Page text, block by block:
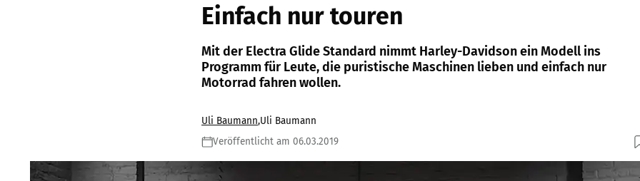
Einfach nur touren
Mit der Electra Glide Standard nimmt Harley-Davidson ein Modell ins
Programm für Leute, die puristische Maschinen lieben und einfach nur
Motorrad fahren wollen.
Uli Baumann,Uli Baumann
Veröffentlicht am 06.03.2019